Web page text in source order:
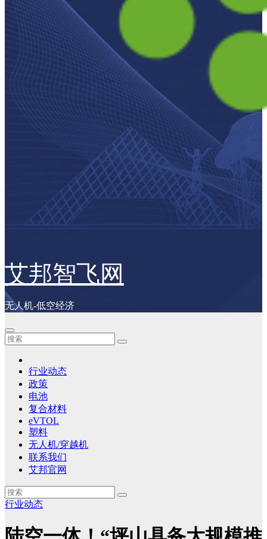
艾邦智飞网
无人机-低空经济
行业动态
政策
电池
复合材料
eVTOL
塑料
无人机/穿越机
联系我们
艾邦官网
行业动态